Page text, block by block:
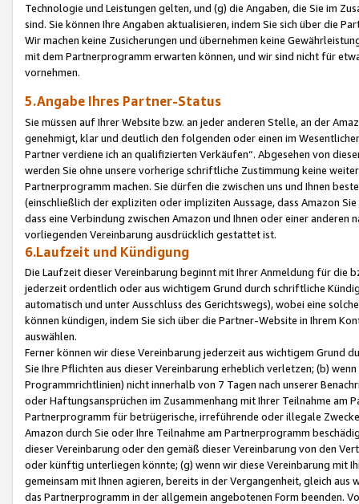
Technologie und Leistungen gelten, und (g) die Angaben, die Sie im
sind. Sie können Ihre Angaben aktualisieren, indem Sie sich über die
Wir machen keine Zusicherungen und übernehmen keine
mit dem Partnerprogramm erwarten können, und wir sind nicht für
vornehmen.
5.Angabe Ihres Partner-Status
Sie müssen auf Ihrer Website bzw. an jeder anderen Stelle, an der
genehmigt, klar und deutlich den folgenden oder einen im
Partner verdiene ich an qualifizierten Verkäufen“. Abgesehen von
werden Sie ohne unsere vorherige schriftliche Zustimmung keine
Partnerprogramm machen. Sie dürfen die zwischen uns und Ihnen
(einschließlich der expliziten oder impliziten Aussage, dass Amazon
dass eine Verbindung zwischen Amazon und Ihnen oder einer
vorliegenden Vereinbarung ausdrücklich gestattet ist.
6.Laufzeit und Kündigung
Die Laufzeit dieser Vereinbarung beginnt mit Ihrer Anmeldung für die
jederzeit ordentlich oder aus wichtigem Grund durch schriftliche
automatisch und unter Ausschluss des Gerichtswegs), wobei eine
können kündigen, indem Sie sich über die Partner-Website in Ihrem
auswählen.
Ferner können wir diese Vereinbarung jederzeit aus wichtigem Grund
Sie Ihre Pflichten aus dieser Vereinbarung erheblich verletzen; (b)
Programmrichtlinien) nicht innerhalb von 7 Tagen nach unserer
oder Haftungsansprüchen im Zusammenhang mit Ihrer Teilnahme am
Partnerprogramm für betrügerische, irreführende oder illegale
Amazon durch Sie oder Ihre Teilnahme am Partnerprogramm
dieser Vereinbarung oder den gemäß dieser Vereinbarung von den
oder künftig unterliegen könnte; (g) wenn wir diese Vereinbarung mit
gemeinsam mit Ihnen agieren, bereits in der Vergangenheit, gleich
das Partnerprogramm in der allgemein angebotenen Form beenden.